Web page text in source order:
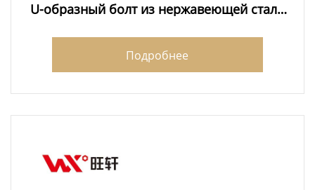
U-образный болт из нержавеющей стали
Подробнее